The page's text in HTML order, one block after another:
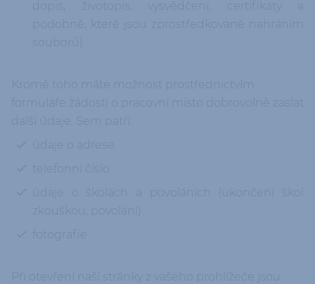
podobně, které jsou zprostředkované nahráním
souborů)
formuláře žádosti o pracovní místo dobrovolně zaslat
další údaje. Sem patří:
údaje o adrese
údaje o školách a povoláních (ukončení škol
zkouškou, povolání)
Při otevření naší stránky z vašeho prohlížeče jsou